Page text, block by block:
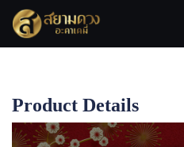
Product Details
Home คอร์สเรียนลายมือ 3 ประสาน